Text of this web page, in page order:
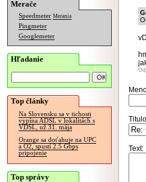
Merače
Speedmeter Merania
Pingmeter
Googlemeter
Hľadanie
Top články
Na Slovensku sa v tichosti
vypína ADSL v lokalitách s
VDSL, už 31. mája
Orange sa doťahuje na UPC
a O2, spustí 2.5 Gbps
pripojenie
Top správy
Text: